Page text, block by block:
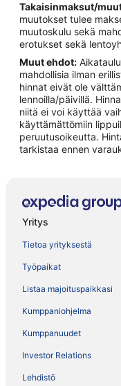
Takaisinmaksut/
muutokset tulee
muutoskulu sekä
erotukset sekä
Muut ehdot:
mahdollisia ilman
hinnat eivät ole
lennoilla/päivillä.
niitä ei voi käyttää
käyttämättömiin
peruutusoikeutta.
tarkistaa ennen
Yritys
Tietoa yrityksestä
Työpaikat
Listaa majoituspaikkasi
Kumppaniohjelma
Kumppanuudet
Investor Relations
Lehdistö